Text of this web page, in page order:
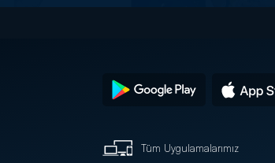
Tüm Uygulamalarımız